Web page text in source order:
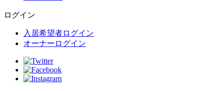
ログイン
入居希望者ログイン
オーナーログイン